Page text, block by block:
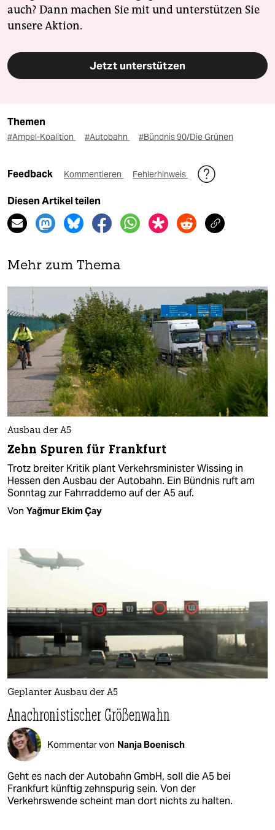
auch? Dann machen Sie mit und unterstützen Sie
unsere Aktion.
Jetzt unterstützen
Themen
#Ampel-Koalition #Autobahn #Bündnis 90/Die Grünen
Feedback Kommentieren Fehlerhinweis
Diesen Artikel teilen
Mehr zum Thema
Ausbau der A5
Zehn Spuren für Frankfurt
Trotz breiter Kritik plant Verkehrsminister Wissing in
Hessen den Ausbau der Autobahn. Ein Bündnis ruft am
Sonntag zur Fahrraddemo auf der A5 auf.
Von Yağmur Ekim Çay
Geplanter Ausbau der A5
Anachronistischer Größenwahn
Kommentar von Nanja Boenisch
Geht es nach der Autobahn GmbH, soll die A5 bei
Frankfurt künftig zehnspurig sein. Von der
Verkehrswende scheint man dort nichts zu halten.